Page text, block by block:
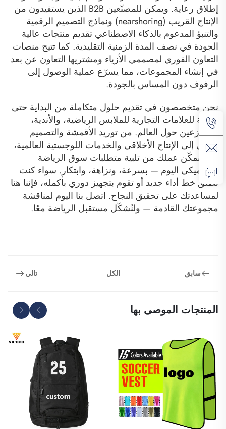
إطلاق رعاية. ويمكن للمصنّعين B2B الذين يستفيدون من
الإنتاج القريب (nearshoring) ونماذج التصميم الرقمية
والتنبؤ المدعوم بالذكاء الاصطناعي تقديم منتجات عالية
الجودة في نصف المدة الزمنية التقليدية. كما تتيح منصات
التعاون الفوري لمصممي الأزياء ومشتريها التعاون عن بعد
في إنشاء المجموعات، مما يسرّع عملية الوصول إلى
الرفوف دون المساس بالجودة.
نحن متخصصون في تقديم حلول متكاملة من البداية حتى
النهاية للعلامات التجارية للملابس الرياضية، والأندية،
والموزعين حول العالم. من توريد الأقمشة والتصميم
التقني إلى الإنتاج الأخلاقي والخدمات اللوجستية العالمية،
نحن نمكّن عملك من تلبية متطلبات سوق الرياضة
الديناميكي اليوم — بسرعة، ونزاهة، وابتكار. سواء كنت
تُطلق خط أداء جديد أو تقوم بتجهيز دوري بأكمله، فإننا هنا
لمساعدتك على تحقيق النجاح. اتصل بنا اليوم لمناقشة
مجموعتك القادمة — ولنُشكّل مستقبل الرياضة معًا.
سابق الكل تالي
المنتجات الموصى بها